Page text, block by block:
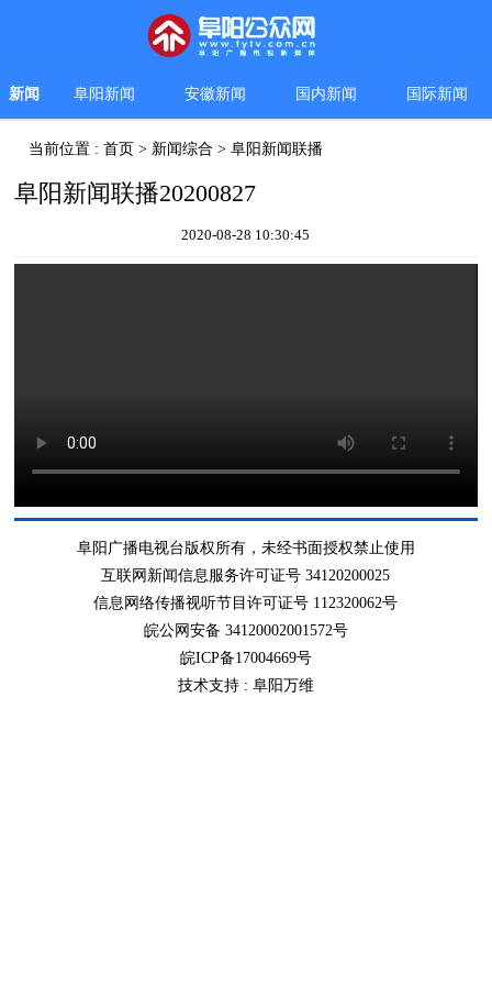
新闻 阜阳新闻 安徽新闻 国内新闻 国际新闻
当前位置 :首页 > 新闻综合 >阜阳新闻联播
阜阳新闻联播20200827
2020-08-28 10:30:45
阜阳广播电视台版权所有，未经书面授权禁止使用
互联网新闻信息服务许可证号 34120200025
信息网络传播视听节目许可证号 112320062号
皖公网安备 34120002001572号
皖ICP备17004669号
技术支持 : 阜阳万维